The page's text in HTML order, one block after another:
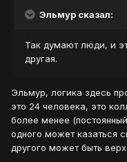
Эльмур сказал:
Так думают люди, и
другая.
Эльмур, логика здесь
это 24 человека, это
более менее
одного может казаться
другого может быть